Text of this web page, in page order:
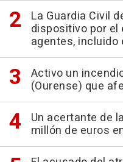
La Guardia Civil
dispositivo por el
agentes, incluido
Activo un
(Ourense) que
Un acertante de
millón de euros